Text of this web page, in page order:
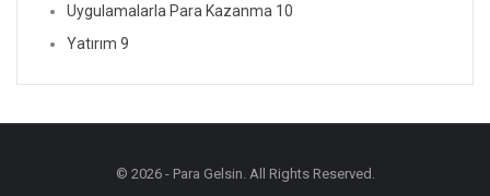
Uygulamalarla Para Kazanma 10
Yatırım 9
© 2026 - Para Gelsin. All Rights Reserved.